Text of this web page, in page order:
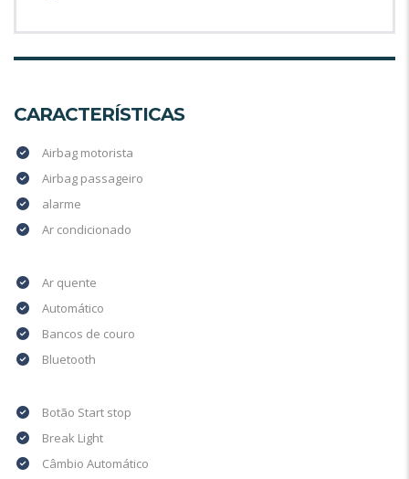
CARACTERÍSTICAS
Airbag motorista
Airbag passageiro
alarme
Ar condicionado
Ar quente
Automático
Bancos de couro
Bluetooth
Botão Start stop
Break Light
Câmbio Automático